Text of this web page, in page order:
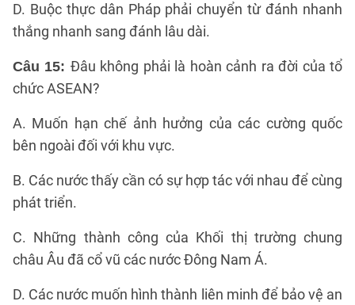
D. Buộc thực dân Pháp phải chuyển từ đánh nhanh
thắng nhanh sang đánh lâu dài.
Câu 15: Đâu không phải là hoàn cảnh ra đời của tổ
chức ASEAN?
A. Muốn hạn chế ảnh hưởng của các cường quốc
bên ngoài đối với khu vực.
B. Các nước thấy cần có sự hợp tác với nhau để cùng
phát triển.
C. Những thành công của Khối thị trường chung
châu Âu đã cổ vũ các nước Đông Nam Á.
D. Các nước muốn hình thành liên minh để bảo vệ an